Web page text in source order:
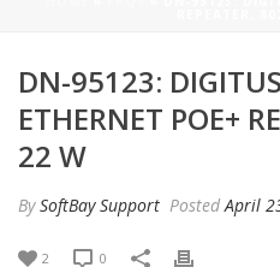
DN-95123:
ETHERNET POE+
22 W
BySoftBay Support PostedApril
2 0